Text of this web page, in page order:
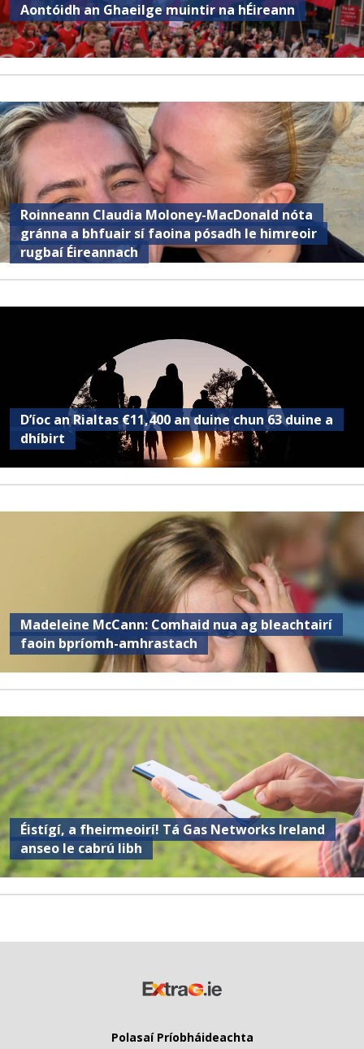
Aontóidh an Ghaeilge muintir na hÉireann
Roinneann Claudia Moloney-MacDonald nóta
gránna a bhfuair sí faoina pósadh le himreoir
rugbaí Éireannach
D’íoc an Rialtas €11,400 an duine chun 63 duine a
dhíbirt
Madeleine McCann: Comhaid nua ag bleachtairí
faoin bpríomh-amhrastach
Éistígí, a fheirmeoirí! Tá Gas Networks Ireland
anseo le cabrú libh
Polasaí Príobháideachta